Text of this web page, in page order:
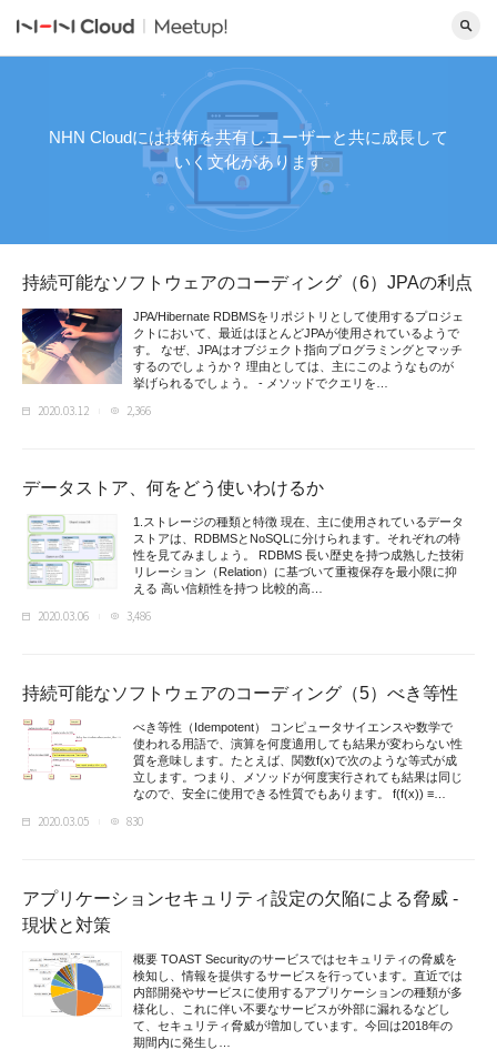
NHN Cloudには技術を共有しユーザーと共に成長して
いく文化があります
持続可能なソフトウェアのコーディング（6）JPAの利点
JPA/Hibernate RDBMSをリポジトリとして使用するプロジェ
クトにおいて、最近はほとんどJPAが使用されているようで
す。 なぜ、JPAはオブジェクト指向プログラミングとマッチ
するのでしょうか？ 理由としては、主にこのようなものが
挙げられるでしょう。 - メソッドでクエリを…
2020.03.12 2,366
データストア、何をどう使いわけるか
1.ストレージの種類と特徴 現在、主に使用されているデータ
ストアは、RDBMSとNoSQLに分けられます。それぞれの特
性を見てみましょう。 RDBMS 長い歴史を持つ成熟した技術
リレーション（Relation）に基づいて重複保存を最小限に抑
える 高い信頼性を持つ 比較的高…
2020.03.06 3,486
持続可能なソフトウェアのコーディング（5）べき等性
べき等性（Idempotent） コンピュータサイエンスや数学で
使われる用語で、演算を何度適用しても結果が変わらない性
質を意味します。たとえば、関数f(x)で次のような等式が成
立します。つまり、メソッドが何度実行されても結果は同じ
なので、安全に使用できる性質でもあります。 f(f(x)) ≡…
2020.03.05 830
アプリケーションセキュリティ設定の欠陥による脅威 -
現状と対策
概要 TOAST Securityのサービスではセキュリティの脅威を
検知し、情報を提供するサービスを行っています。直近では
内部開発やサービスに使用するアプリケーションの種類が多
様化し、これに伴い不要なサービスが外部に漏れるなどし
て、セキュリティ脅威が増加しています。今回は2018年の
期間内に発生し…